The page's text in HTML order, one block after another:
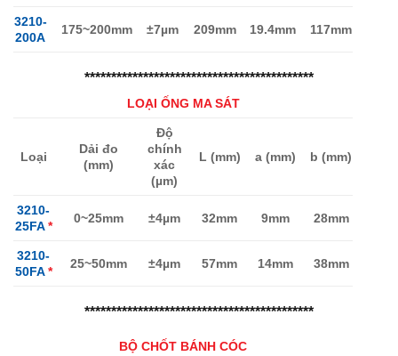
3210-
200A
175~200mm ±7µm 209mm 19.4mm 117mm
*******************************************
LOẠI ỐNG MA SÁT
Loại
Dải đo
(mm)
Độ
chính
xác
(µm)
L (mm) a (mm) b (mm)
3210-
25FA *
0~25mm ±4µm 32mm 9mm 28mm
3210-
50FA *
25~50mm ±4µm 57mm 14mm 38mm
*******************************************
BỘ CHỐT BÁNH CÓC